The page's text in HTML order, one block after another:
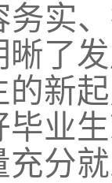
务实
了
新
业
分